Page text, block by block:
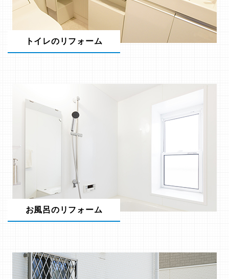
トイレのリフォーム
お風呂のリフォーム